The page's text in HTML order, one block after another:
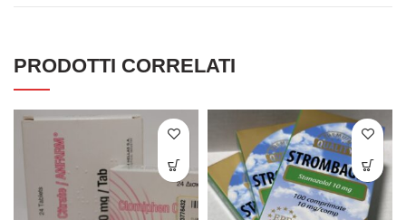
PRODOTTI CORRELATI